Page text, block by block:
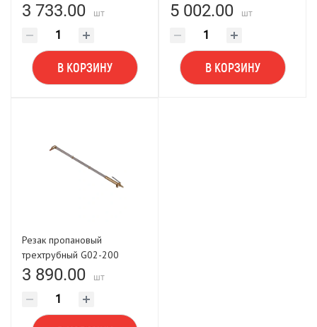
3 733.00 шт
В КОРЗИНУ
1100-110)
5 002.00 шт
В КОРЗИНУ
Резак пропановый
трехтрубный G02-200
900мм 105° LASTING
TOOLS
3 890.00 шт